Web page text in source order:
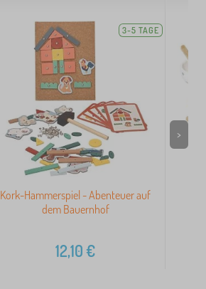
3-5 TAGE
Kork-Hammerspiel - Abenteuer auf
dem Bauernhof
12,10€
>